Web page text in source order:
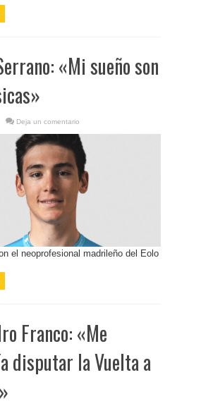
«Mi sueño son
Deja un comentario
el neoprofesional madrileño del Eolo
Franco: «Me
disputar la Vuelta a